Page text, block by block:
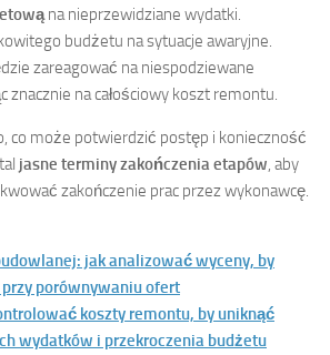
na nieprzewidziane wydatki.
budżetu na sytuacje awaryjne.
zareagować na niespodziewane
znacznie na całościowy koszt remontu.
co może potwierdzić postęp i konieczność
jasne terminy zakończenia etapów , aby
zakończenie prac przez wykonawcę.
jak analizować wyceny, by
przy porównywaniu ofert
koszty remontu, by uniknąć
wydatków i przekroczenia budżetu